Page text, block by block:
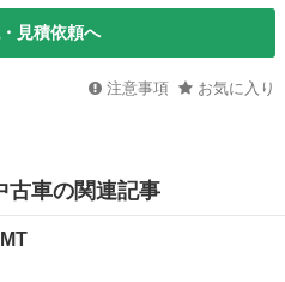
見積依頼へ
注意事項 お気に入り
古車の関連記事